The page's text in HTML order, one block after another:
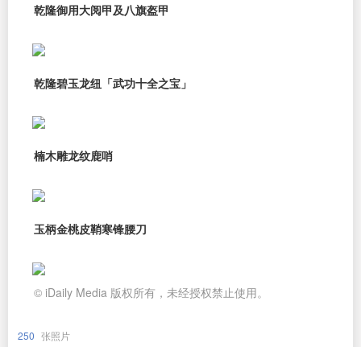
乾隆御用大阅甲及八旗盔甲
乾隆碧玉龙纽「武功十全之宝」
楠木雕龙纹鹿哨
玉柄金桃皮鞘寒锋腰刀
© iDaily Media 版权所有，未经授权禁止使用。
250 张照片